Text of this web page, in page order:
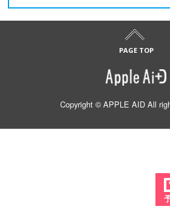
Copyright © APPLE AID All